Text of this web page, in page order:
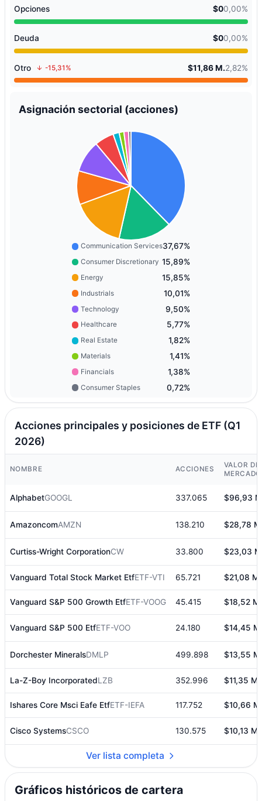
Opciones $00,00%
Deuda $00,00%
Otro -15,31% $11,86 M.2,82%
Asignación sectorial (acciones)
Communication Services37,67%
Consumer Discretionary 15,89%
Energy 15,85%
Industrials 10,01%
Technology 9,50%
Healthcare 5,77%
Real Estate 1,82%
Materials 1,41%
Financials 1,38%
Consumer Staples 0,72%
Acciones principales y posiciones de ETF (Q1
2026)
NOMBRE ACCIONES
VALOR DE
MERCADO
AlphabetGOOGL 337.065 $96,93
AmazoncomAMZN 138.210 $28,78
Curtiss-Wright CorporationCW 33.800 $23,03
Vanguard Total Stock Market EtfETF-VTI 65.721 $21,08 M.
Vanguard S&P 500 Growth EtfETF-VOOG 45.415 $18,52 M.
Vanguard S&P 500 EtfETF-VOO 24.180 $14,45 M.
Dorchester MineralsDMLP 499.898 $13,55 M.
La-Z-Boy IncorporatedLZB 352.996 $11,35 M.
Ishares Core Msci Eafe EtfETF-IEFA 117.752 $10,66 M.
Cisco SystemsCSCO 130.575 $10,13 M.
Ver lista completa
Gráficos históricos de cartera